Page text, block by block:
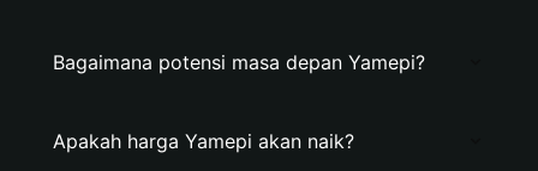
Bagaimana potensi masa depan Yamepi?
Apakah harga Yamepi akan naik?